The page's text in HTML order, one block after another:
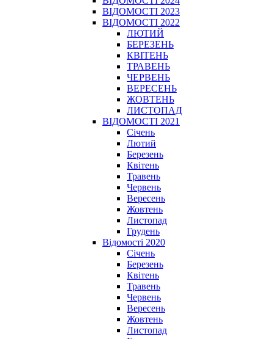
ВІДОМОСТІ 2023
ВІДОМОСТІ 2022
ЛЮТИЙ
БЕРЕЗЕНЬ
КВІТЕНЬ
ТРАВЕНЬ
ЧЕРВЕНЬ
ВЕРЕСЕНЬ
ЖОВТЕНЬ
ЛИСТОПАД
ВІДОМОСТІ 2021
Січень
Лютий
Березень
Квітень
Травень
Червень
Вересень
Жовтень
Листопад
Грудень
Відомості 2020
Січень
Березень
Квітень
Травень
Червень
Вересень
Жовтень
Листопад